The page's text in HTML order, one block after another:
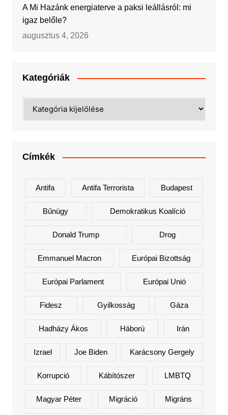
A Mi Hazánk energiaterve a paksi leállásról: mi
igaz belőle?
augusztus 4, 2026
Kategóriák
Címkék
Antifa Antifa Terrorista Budapest
Bűnügy Demokratikus Koalíció
Donald Trump Drog
Emmanuel Macron Európai Bizottság
Európai Parlament Európai Unió
Fidesz Gyilkosság Gáza
Hadházy Ákos Háború Irán
Izrael Joe Biden Karácsony Gergely
Korrupció Kábítószer LMBTQ
Magyar Péter Migráció Migráns